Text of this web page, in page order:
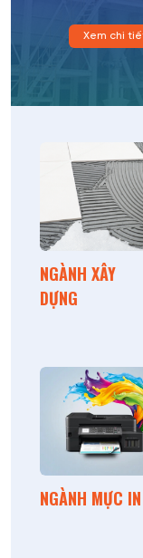
loại hóa chất
khác.…
Xem chi
NGÀNH XÂY
DỰNG
NGÀNH MỰC IN